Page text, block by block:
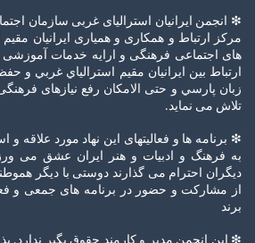
❇ انجمن ایرانیان استرالیای غربی سازمان
مرکز ارتباط و همکاری و همیاری ایرانیان
های اجتماعی فرهنگی و ارایه خدمات آموزشی
ارتباط بين ايرانيان مقيم استرالياي غربي و
زبان پارسي و حتی الامکان رفع نیازهای
تلاش می نماید.
❇ برنامه ها و فعالیتهای این نهاد مورد علاقه
به فرهنگ و ادبیات و هنر ایران عشق می
دیگران احترام می گذارند دوستی با دیگر
از مشارکت و حضور در برنامه های جمعی و
برند